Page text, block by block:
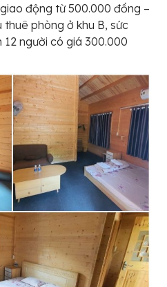
động từ 500.000 đồng –
thuê phòng ở khu B, sức
người có giá 300.000